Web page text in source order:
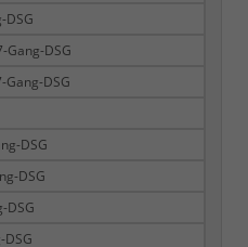
DSG
Gang-DSG
Gang-DSG
DSG
DSG
DSG
DSG